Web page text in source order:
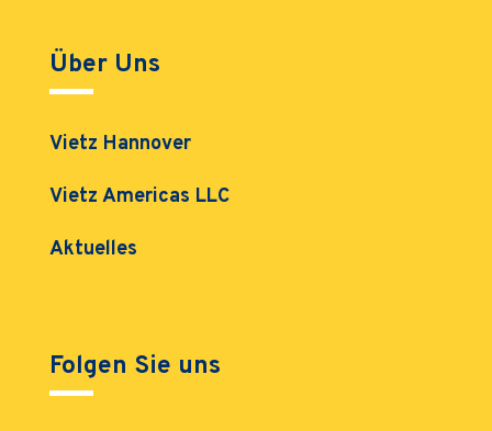
Über Uns
Vietz Hannover
Vietz Americas LLC
Aktuelles
Folgen Sie uns